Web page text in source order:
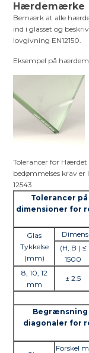
Hærdemærke
Bemærk at alle
ind i glasset og
lovgivning EN12150.
Eksempel på
Tolerancer for Hærdet
bedømmelses krav er
12543
Tolerancer på
dimensioner for
Glas
Tykkelse
(mm)
(H, B ) ≤
1500
8, 10, 12
mm
± 2.5
Begrænsning
diagonaler for
Forskel